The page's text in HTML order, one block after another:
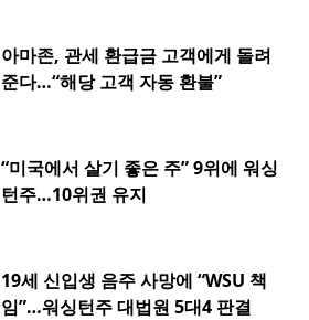
아마존, 관세 환급금 고객에게 돌려
준다…“해당 고객 자동 환불”
“미국에서 살기 좋은 주” 9위에 워싱
턴주…10위권 유지
19세 신입생 음주 사망에 “WSU 책
임”…워싱턴주 대법원 5대4 판결